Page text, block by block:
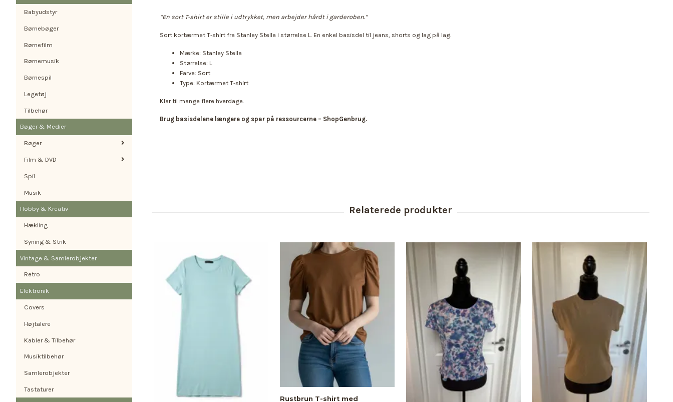
Babyudstyr
Børnebøger
Børnefilm
Børnemusik
Børnespil
Legetøj
Tilbehør
Bøger & Medier
Bøger
Film & DVD
Spil
Musik
Hobby & Kreativ
Hækling
Syning & Strik
Vintage & Samlerobjekter
Retro
Elektronik
Covers
Højtalere
Kabler & Tilbehør
Musiktilbehør
Samlerobjekter
Tastaturer
“En sort T-shirt er stille i udtrykket, men arbejder hårdt i garderoben.”
Sort kortærmet T-shirt fra Stanley Stella i størrelse L. En enkel basisdel til jeans, shorts og lag på lag.
Mærke: Stanley Stella
Størrelse: L
Farve: Sort
Type: Kortærmet T-shirt
Klar til mange flere hverdage.
Brug basisdelene længere og spar på ressourcerne – ShopGenbrug.
Rustbrun T-shirt med